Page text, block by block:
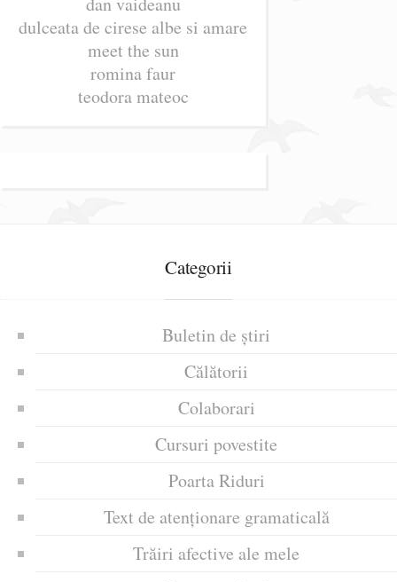
dulceata de cirese albe si amare
meet the sun
romina faur
teodora mateoc
Categorii
Buletin de știri
Călătorii
Colaborari
Cursuri povestite
Poarta Riduri
Text de atenționare gramaticală
Trăiri afective ale mele